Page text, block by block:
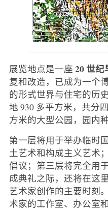
展览地点是一座 20 世
复和改造，已成为一个
的形式世界与住宅的历
地 930 多平方米，共分
方米的大型公园，园内
第一层将用于举办临时
土艺术和构成主义艺术
倡议；第三层将完全用
成典礼之际，还将在这
艺术家创作的主要时刻
术家的工作室、办公室